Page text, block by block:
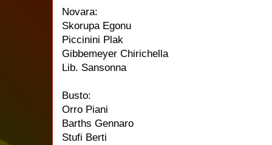
Novara:
Skorupa Egonu
Piccinini Plak
Gibbemeyer Chirichella
Lib. Sansonna
Busto:
Orro Piani
Barths Gennaro
Stufi Berti